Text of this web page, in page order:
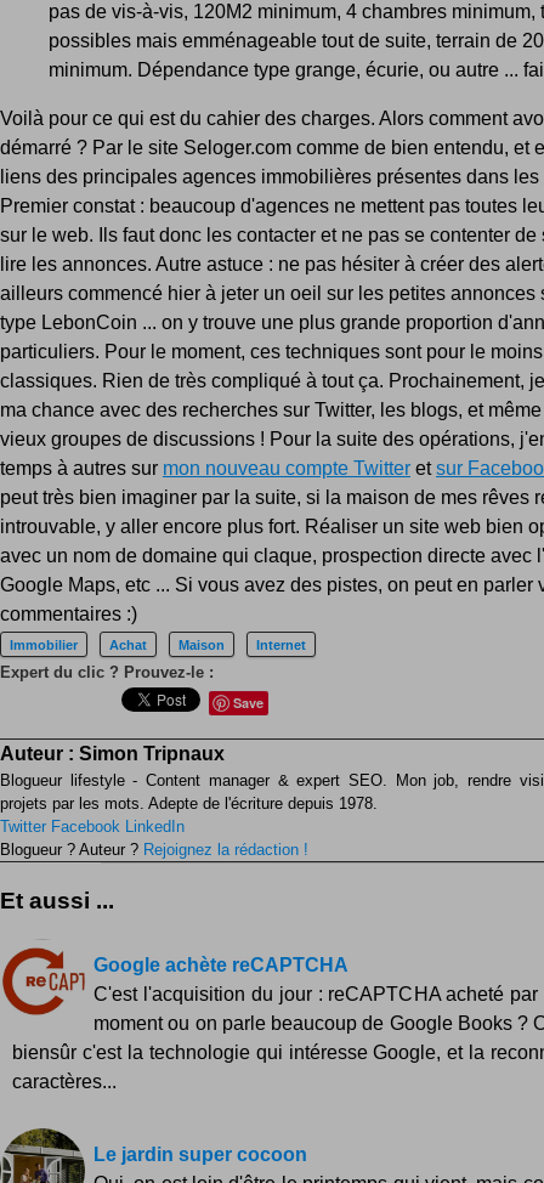
pas de vis-à-vis, 120M2 minimum, 4 chambres minimum,
possibles mais emménageable tout de suite, terrain de
minimum. Dépendance type grange, écurie, ou autre ...
Voilà pour ce qui est du cahier des charges. Alors comment
démarré ? Par le site Seloger.com comme de bien entendu, et
liens des principales agences immobilières présentes dans
Premier constat : beaucoup d'agences ne mettent pas toutes
sur le web. Ils faut donc les contacter et ne pas se contenter de
lire les annonces. Autre astuce : ne pas hésiter à créer des
ailleurs commencé hier à jeter un oeil sur les petites annonces
type LebonCoin ... on y trouve une plus grande proportion
particuliers. Pour le moment, ces techniques sont pour le
classiques. Rien de très compliqué à tout ça. Prochainement,
ma chance avec des recherches sur Twitter, les blogs, et
vieux groupes de discussions ! Pour la suite des opérations,
temps à autres sur mon nouveau compte Twitter etsur
peut très bien imaginer par la suite, si la maison de mes rêves
introuvable, y aller encore plus fort. Réaliser un site web bien
avec un nom de domaine qui claque, prospection directe avec
Google Maps, etc ... Si vous avez des pistes, on peut en parler
commentaires :)
Immobilier Achat Maison Internet
Expert du clic ? Prouvez-le :
Save
Auteur : Simon Tripnaux
Blogueur lifestyle - Content manager & expert SEO. Mon job, rendre
projets par les mots. Adepte de l'écriture depuis 1978.
Twitter Facebook LinkedIn
Blogueur ? Auteur ? Rejoignez la rédaction !
Et aussi ...
Google achète reCAPTCHA
C'est l'acquisition du jour : reCAPTCHA acheté par
moment ou on parle beaucoup de Google Books ?
biensûr c'est la technologie qui intéresse Google, et la
caractères...
Le jardin super cocoon